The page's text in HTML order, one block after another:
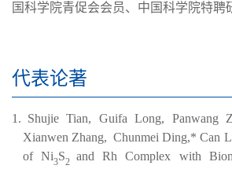
国科学院青促会会员、中国科学院特聘
代表论著
1. Shujie Tian, Guifa Long, Panwang
Xianwen Zhang,Chunmei Ding,* Can
of Ni3S2 and Rh Complex with